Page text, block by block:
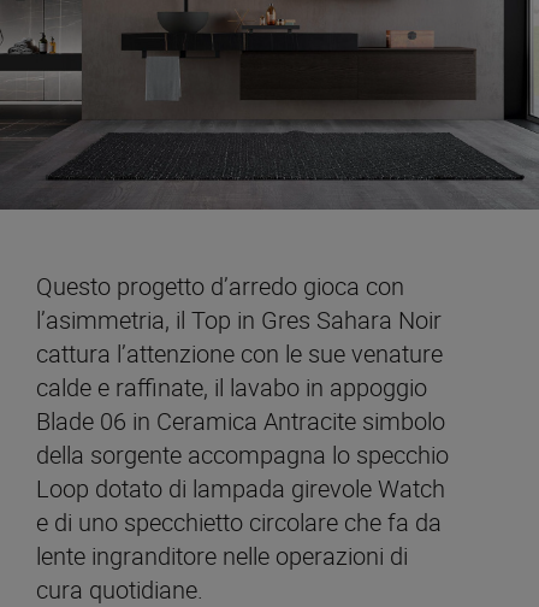
Questo progetto d’arredo gioca con
l’asimmetria, il Top in Gres Sahara Noir
cattura l’attenzione con le sue venature
calde e raffinate, il lavabo in appoggio
Blade 06 in Ceramica Antracite simbolo
della sorgente accompagna lo specchio
Loop dotato di lampada girevole Watch
e di uno specchietto circolare che fa da
lente ingranditore nelle operazioni di
cura quotidiane.